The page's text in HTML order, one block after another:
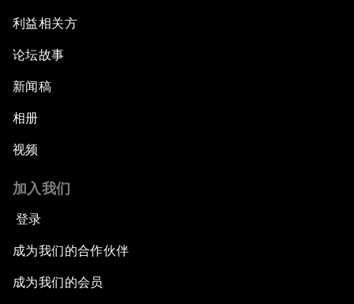
利益相关方
论坛故事
新闻稿
相册
视频
加入我们
登录
成为我们的合作伙伴
成为我们的会员